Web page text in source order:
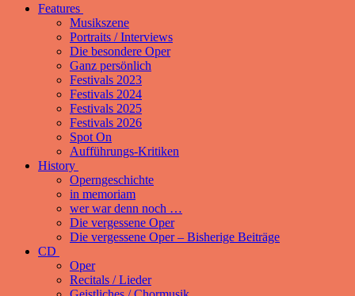
Features
Musikszene
Portraits / Interviews
Die besondere Oper
Ganz persönlich
Festivals 2023
Festivals 2024
Festivals 2025
Festivals 2026
Spot On
Aufführungs-Kritiken
History
Operngeschichte
in memoriam
wer war denn noch …
Die vergessene Oper
Die vergessene Oper – Bisherige Beiträge
CD
Oper
Recitals / Lieder